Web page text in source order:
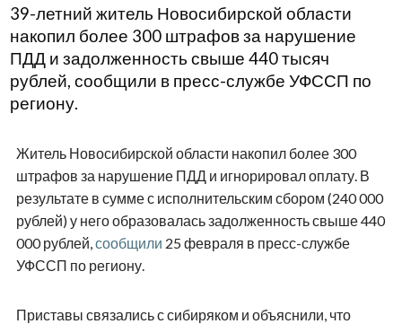
39-летний житель Новосибирской области
накопил более 300 штрафов за нарушение
ПДД и задолженность свыше 440 тысяч
рублей, сообщили в пресс-службе УФССП по
региону.
Житель Новосибирской области накопил более 300
штрафов за нарушение ПДД и игнорировал оплату. В
результате в сумме с исполнительским сбором (240 000
рублей) у него образовалась задолженность свыше 440
000 рублей,сообщили 25 февраля в пресс-службе
УФССП по региону.
Приставы связались с сибиряком и объяснили, что